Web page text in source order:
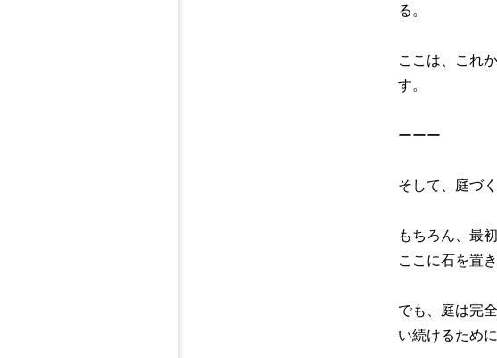
る。
ここは、これ
す。
ーーー
そして、庭づ
もちろん、最
ここに石を置
でも、庭は完
い続けるため